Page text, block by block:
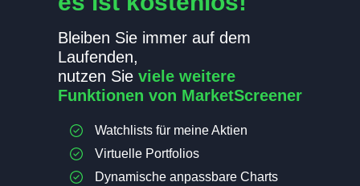
Bleiben Sie immer auf dem
Laufenden,
nutzen Sie viele weitere
Funktionen von MarketScreener
Watchlists für meine Aktien
Virtuelle Portfolios
Dynamische anpassbare Charts